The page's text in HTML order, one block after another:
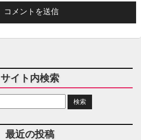
サイト内検索
最近の投稿